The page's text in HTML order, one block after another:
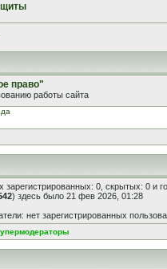
право"
работы сайта
зарегистрированных: 0, скрытых: 0 и
) здесь было 21 фев 2026, 01:28
нет зарегистрированных